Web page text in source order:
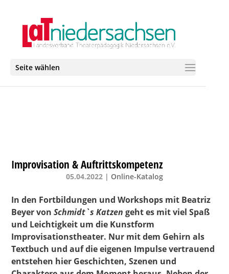
Seite wählen
Improvisation & Auftrittskompetenz
05.04.2022 | Online-Katalog
In den Fortbildungen und Workshops mit Beatriz
Beyer vonSchmidt`s Katzen geht es mit viel Spaß
und Leichtigkeit um die Kunstform
Improvisationstheater. Nur mit dem Gehirn als
Textbuch und auf die eigenen Impulse vertrauend
entstehen hier Geschichten, Szenen und